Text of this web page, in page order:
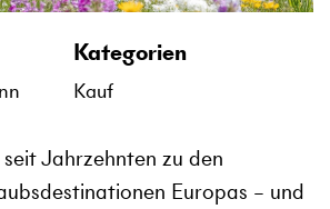
Kategorien
Kauf
Jahrzehnten zu den
Europas – und